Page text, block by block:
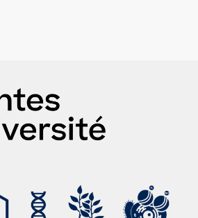
vol. 159,
.
Le; Yoneyama, Koichi;
Delourme, Régine; Simier,